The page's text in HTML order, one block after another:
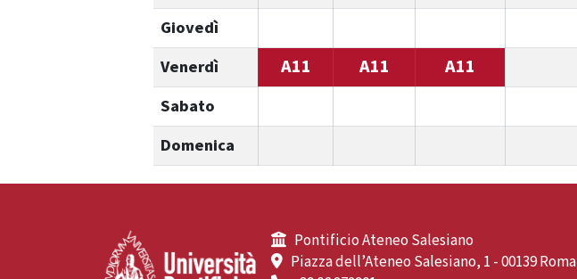
Giovedì
Venerdì
A11 A11 A11
Sabato
Domenica
Pontificio Ateneo Salesiano
Piazza dell’Ateneo Salesiano, 1 - 00139 Roma